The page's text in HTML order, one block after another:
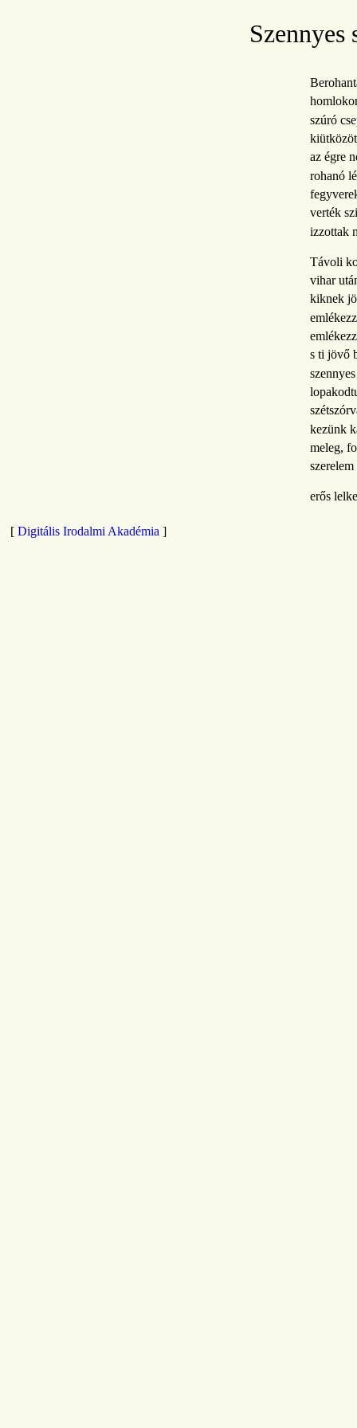
szúró
az égre
rohanó
verték
izzottak
Távoli
vihar
kiknek
s ti jövő
kezünk
meleg,
erős
[Digitális Irodalmi Akadémia ]